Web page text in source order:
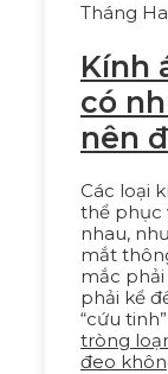
Tháng
Kính
có
nên
Các loại
thể phục
nhau,
mắt
mắc
phải kể
“cứu
tròng
đeo